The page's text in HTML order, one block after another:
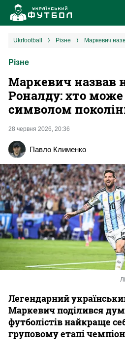
УПЛ
2 ліга
Різне
ukrfootball різне
Різне
Маркевич назвав
Роналду: хто може
символом
28 червня 2026, 20:36
Павло Клименко
Легендарний
Маркевич поділився
футболістів найкраще
груповому етапі